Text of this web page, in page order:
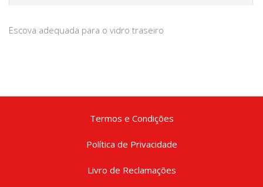
Escova adequada para o vidro traseiro
Termos e Condições
Política de Privacidade
Livro de Reclamações